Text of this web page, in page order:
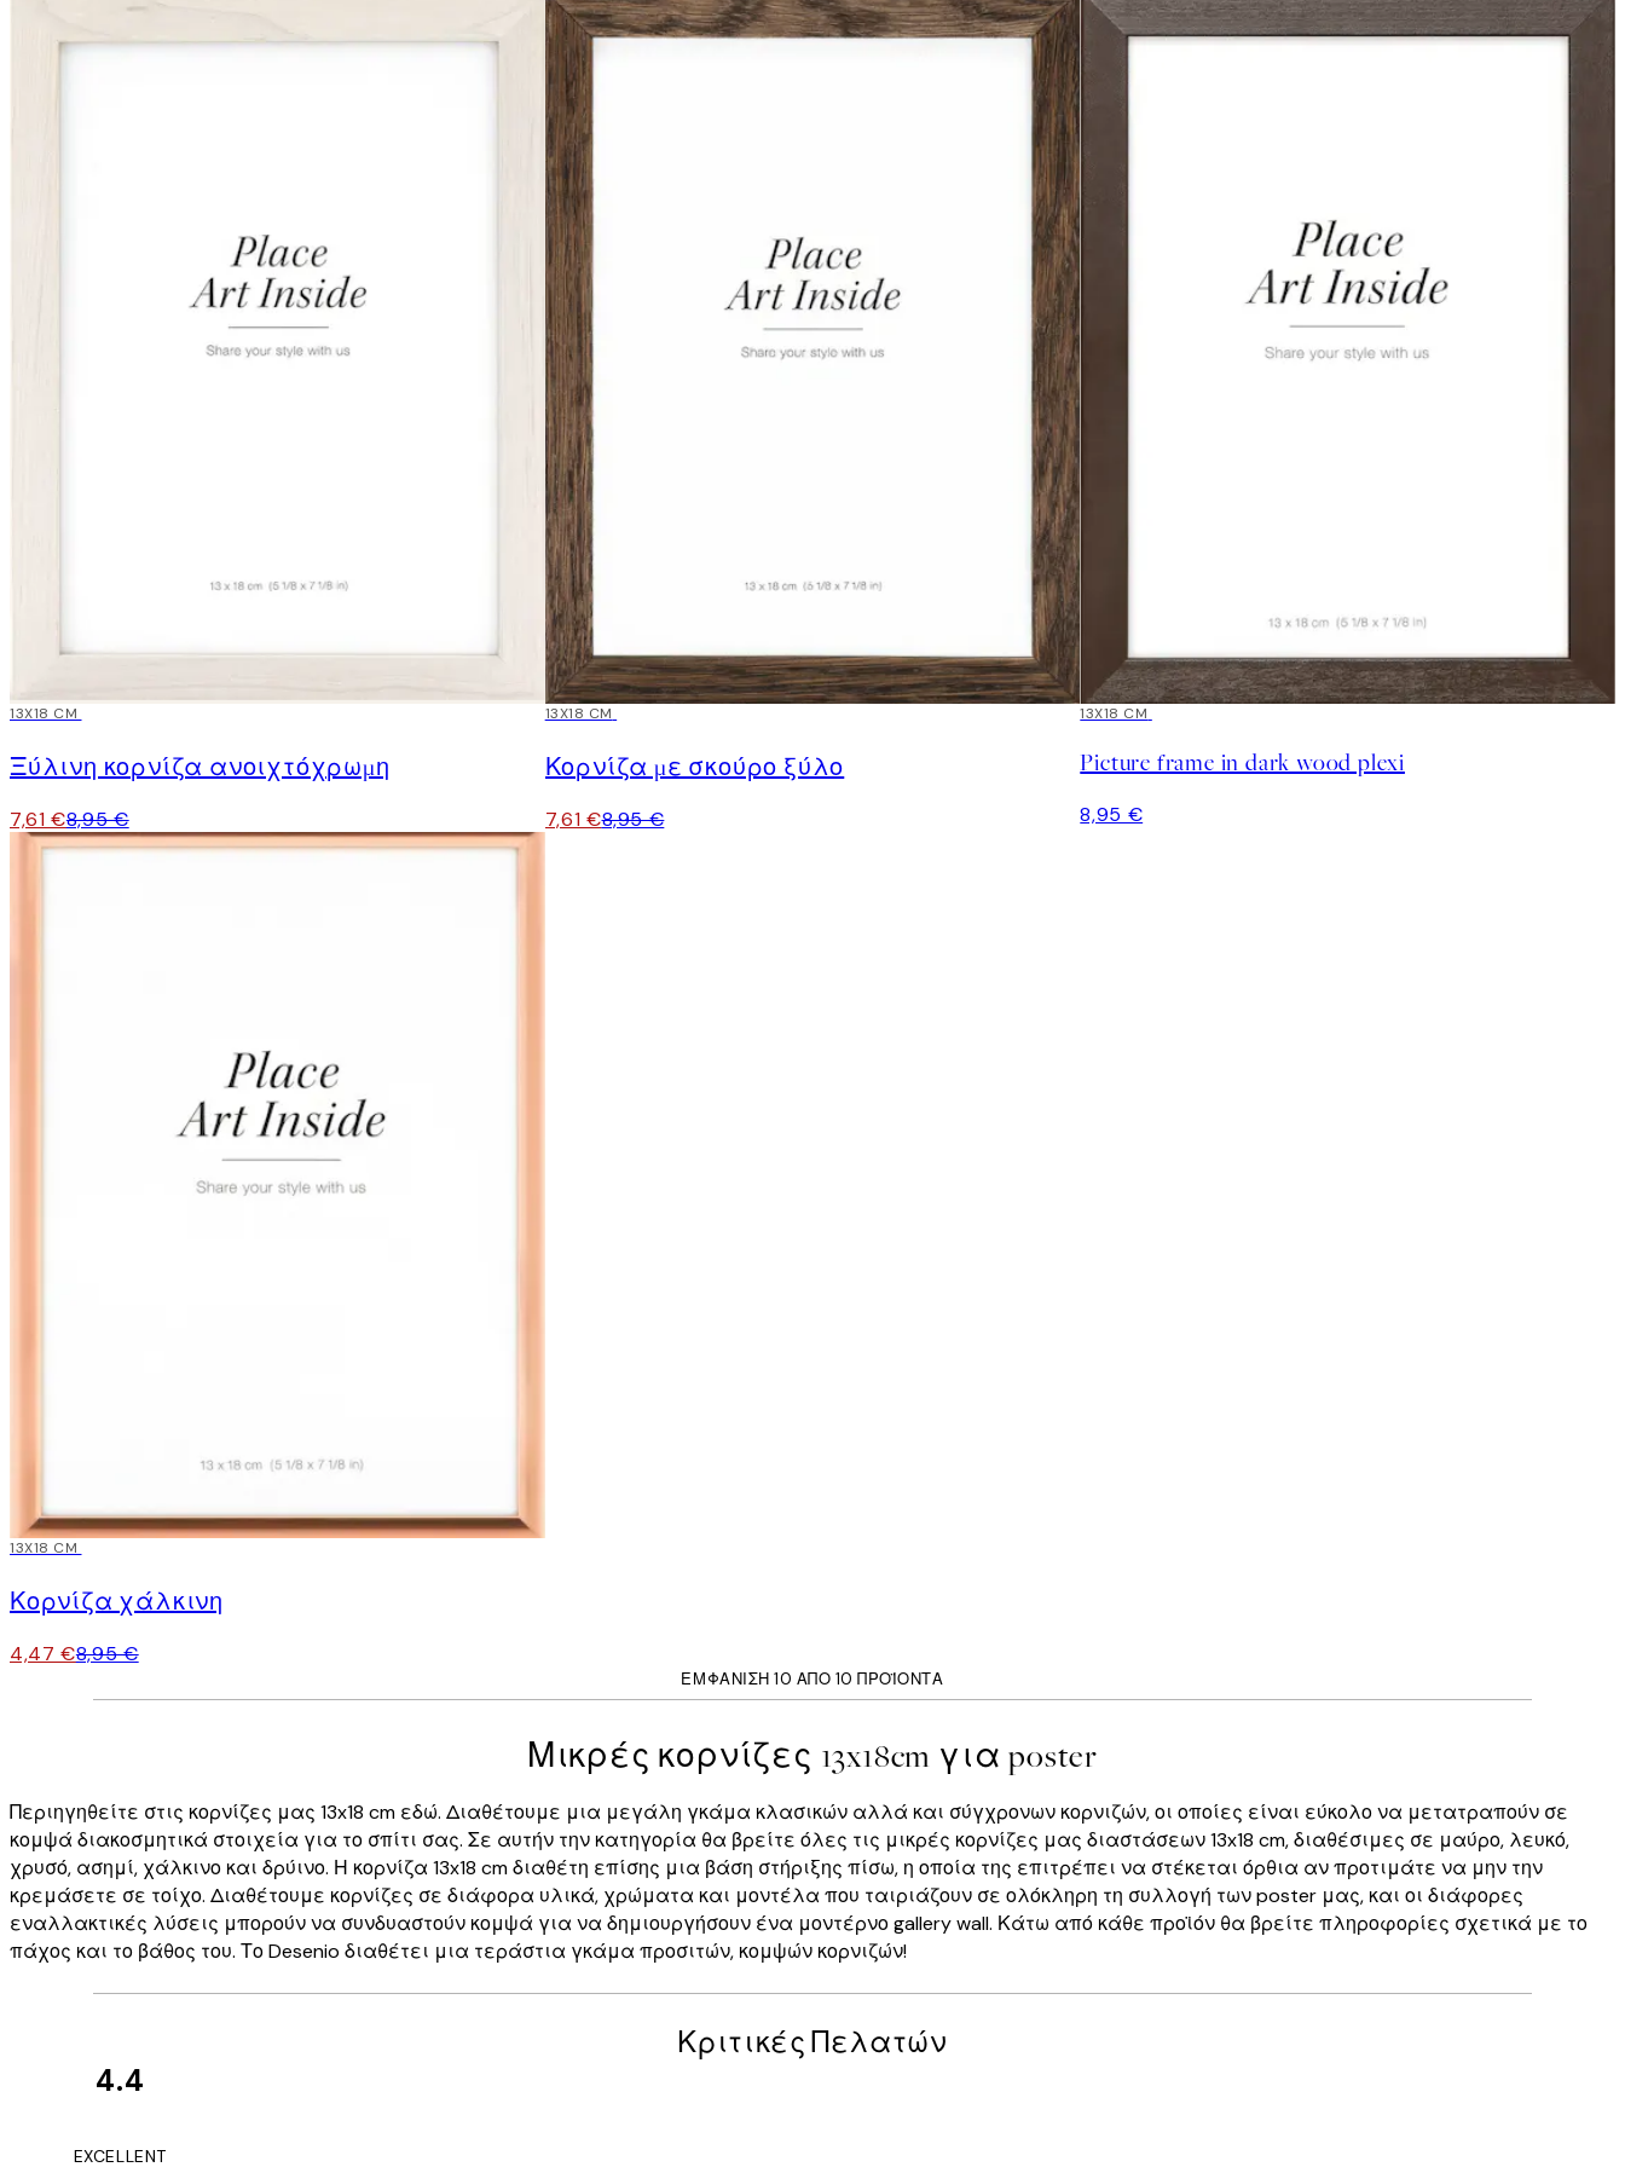
15%*
13X18 CM
Ξύλινη κορνίζα ανοιχτόχρωμη
7,61 €8,95 €
15%*
13X18 CM
Κορνίζα με σκούρο ξύλο
7,61 €8,95 €
13X18 CM
Picture frame in dark wood plexi
8,95 €
-50%
13X18 CM
Κορνίζα χάλκινη
4,47 €8,95 €
ΕΜΦΆΝΙΣΗ 10 ΑΠΌ 10 ΠΡΟΪΌΝΤΑ
Μικρές κορνίζες 13x18cm για poster
Περιηγηθείτε στις κορνίζες μας 13x18 cm εδώ. Διαθέτουμε μια μεγάλη γκάμα κλασικών αλλά και σύγχρονων κορνιζών, οι οποίες είναι εύκολο να μετατραπούν σε
κομψά διακοσμητικά στοιχεία για το σπίτι σας. Σε αυτήν την κατηγορία θα βρείτε όλες τις μικρές κορνίζες μας διαστάσεων 13x18 cm, διαθέσιμες σε μαύρο, λευκό,
χρυσό, ασημί, χάλκινο και δρύινο. Η κορνίζα 13x18 cm διαθέτη επίσης μια βάση στήριξης πίσω, η οποία της επιτρέπει να στέκεται όρθια αν προτιμάτε να μην την
κρεμάσετε σε τοίχο. Διαθέτουμε κορνίζες σε διάφορα υλικά, χρώματα και μοντέλα που ταιριάζουν σε ολόκληρη τη συλλογή των poster μας, και οι διάφορες
εναλλακτικές λύσεις μπορούν να συνδυαστούν κομψά για να δημιουργήσουν ένα μοντέρνο gallery wall. Κάτω από κάθε προϊόν θα βρείτε πληροφορίες σχετικά με το
πάχος και το βάθος του. Το Desenio διαθέτει μια τεράστια γκάμα προσιτών, κομψών κορνιζών!
Κριτικές Πελατών
4.4
EXCELLENT